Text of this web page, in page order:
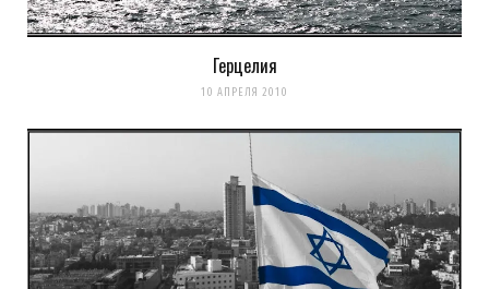
Герцелия
10 АПРЕЛЯ 2010